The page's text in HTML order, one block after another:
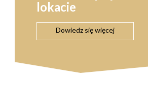
lokacie
Dowiedz się więcej